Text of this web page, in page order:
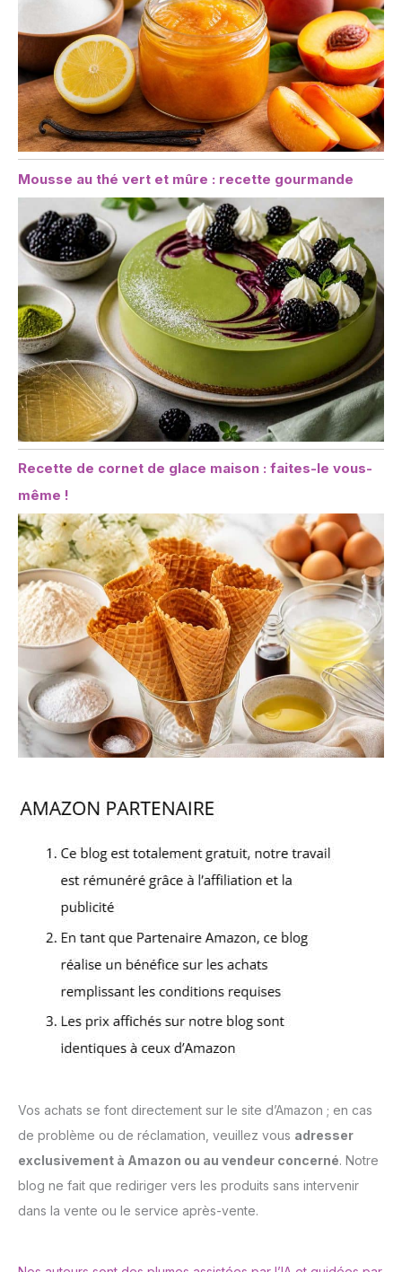
Mousse au thé vert et mûre : recette gourmande
Recette de cornet de glace maison : faites-le vous-
même !
Vos achats se font directement sur le site d’Amazon ; en cas
de problème ou de réclamation, veuillez vous adresser
exclusivement à Amazon ou au vendeur concerné. Notre
blog ne fait que rediriger vers les produits sans intervenir
dans la vente ou le service après-vente.